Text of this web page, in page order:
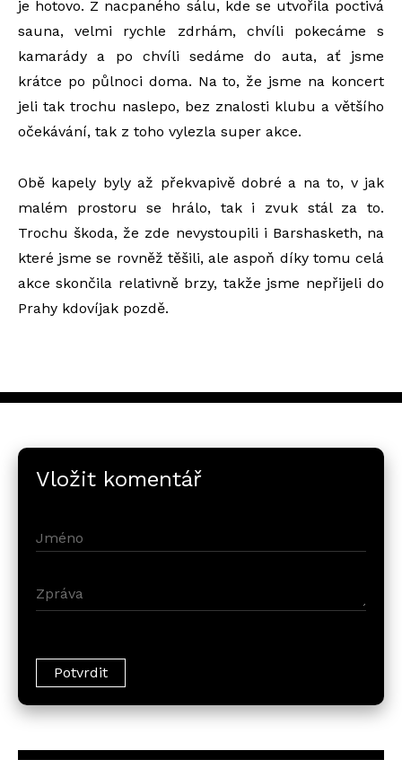
je hotovo. Z nacpaného sálu, kde se utvořila poctivá
sauna, velmi rychle zdrhám, chvíli pokecáme s
kamarády a po chvíli sedáme do auta, ať jsme
krátce po půlnoci doma. Na to, že jsme na koncert
jeli tak trochu naslepo, bez znalosti klubu a většího
očekávání, tak z toho vylezla super akce.
Obě kapely byly až překvapivě dobré a na to, v jak
malém prostoru se hrálo, tak i zvuk stál za to.
Trochu škoda, že zde nevystoupili i Barshasketh, na
které jsme se rovněž těšili, ale aspoň díky tomu celá
akce skončila relativně brzy, takže jsme nepřijeli do
Prahy kdovíjak pozdě.
Vložit komentář